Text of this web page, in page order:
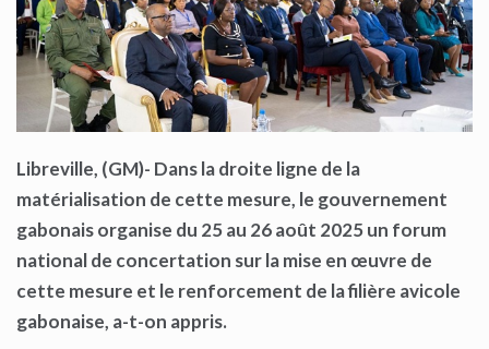
Libreville, (GM)- Dans la droite ligne de la
matérialisation de cette mesure, le gouvernement
gabonais organise du 25 au 26 août 2025 un forum
national de concertation sur la mise en œuvre de
cette mesure et le renforcement de la filière avicole
gabonaise, a-t-on appris.